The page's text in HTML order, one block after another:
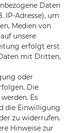
Daten
IP-Adresse), um
Medien von
unsere
erfolgt erst
mit Dritten,
oder
Die
Es
die Einwilligung
zu widerrufen.
Hinweise zur